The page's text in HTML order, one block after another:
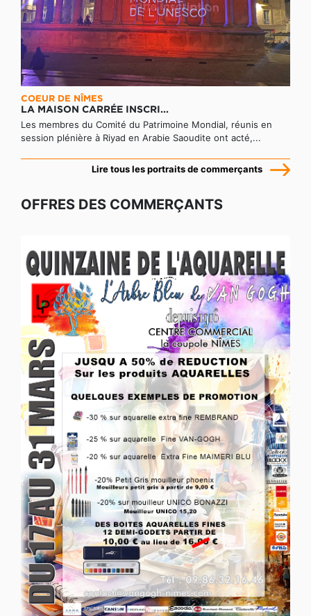
COEUR DE NÎMES
LA MAISON CARRÉE INSCRI...
Les membres du Comité du Patrimoine Mondial, réunis en
session plénière à Riyad en Arabie Saoudite ont acté,...
Lire tous les portraits de commerçants
OFFRES DES COMMERÇANTS